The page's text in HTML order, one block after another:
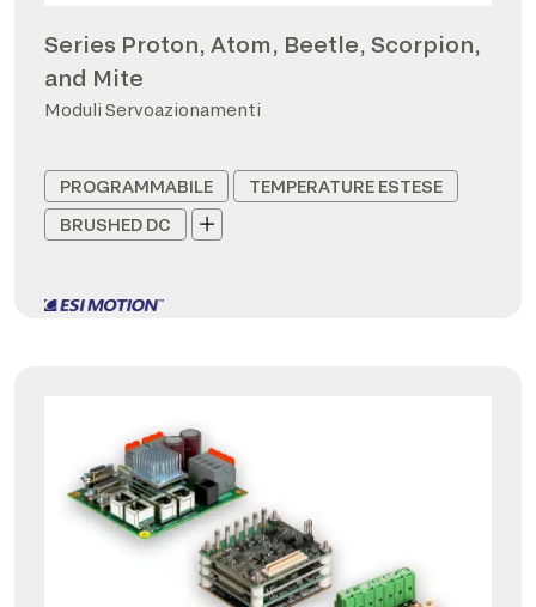
Series Proton, Atom, Beetle, Scorpion,
and Mite
Moduli Servoazionamenti
PROGRAMMABILE
TEMPERATURE ESTESE
BRUSHED DC